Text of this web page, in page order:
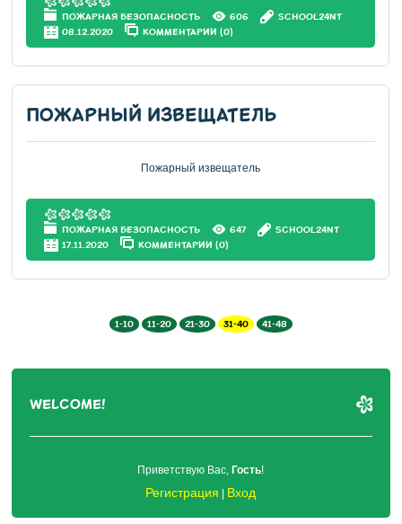
ПОЖАРНАЯ БЕЗОПАСНОСТЬ 606
SCHOOL24NT
08.12.2020
КОММЕНТАРИИ (0)
ПОЖАРНЫЙ ИЗВЕЩАТЕЛЬ
Пожарный извещатель
ПОЖАРНАЯ БЕЗОПАСНОСТЬ 647
SCHOOL24NT
17.11.2020
КОММЕНТАРИИ (0)
1-10 11-20 21-30 31-40 41-48
WELCOME!
Приветствую Вас, Гость!
Регистрация Вход